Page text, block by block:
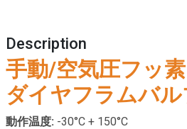
Description
手動/空気圧フッ
ダイヤフラムバル
動作温度: -30°C + 150°C